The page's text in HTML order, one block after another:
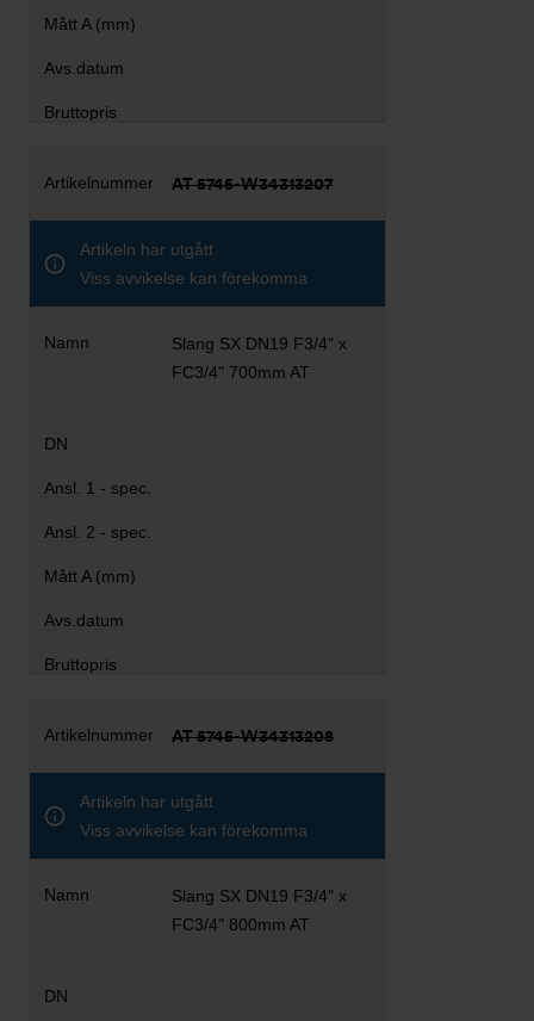
AT 5745-W34313207
Artikeln har utgått
Viss avvikelse kan förekomma
Slang SX DN19 F3/4" x
FC3/4" 700mm AT
AT 5745-W34313208
Artikeln har utgått
Viss avvikelse kan förekomma
Slang SX DN19 F3/4" x
FC3/4" 800mm AT